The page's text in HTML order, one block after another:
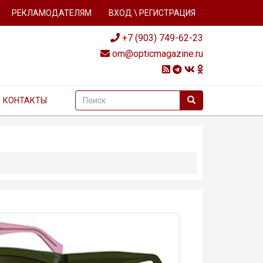
РЕКЛАМОДАТЕЛЯМ ВХОД \ РЕГИСТРАЦИЯ
+7 (903) 749-62-23
om@opticmagazine.ru
КОНТАКТЫ